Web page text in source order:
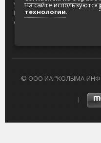
услуги
Разработка
сайтов
данных
© ООО ИА "КОЛЫМА-
На сайте используются
технологии.